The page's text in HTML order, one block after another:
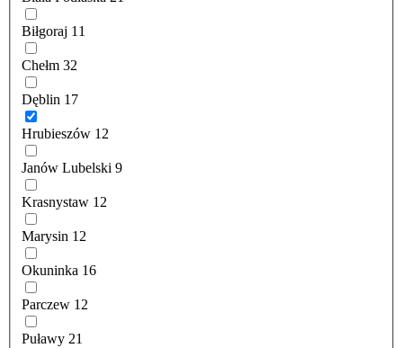
Biłgoraj 11
Chełm 32
Dęblin 17
Hrubieszów 12
Janów Lubelski 9
Krasnystaw 12
Marysin 12
Okuninka 16
Parczew 12
Puławy 21